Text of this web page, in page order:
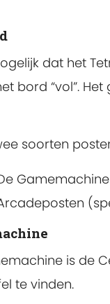
dat het
bord “vol”.
soorten
is de
te vinden.